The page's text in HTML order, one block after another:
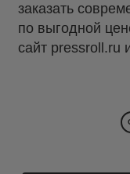
заказать
по выгодной
сайт pressroll.ru